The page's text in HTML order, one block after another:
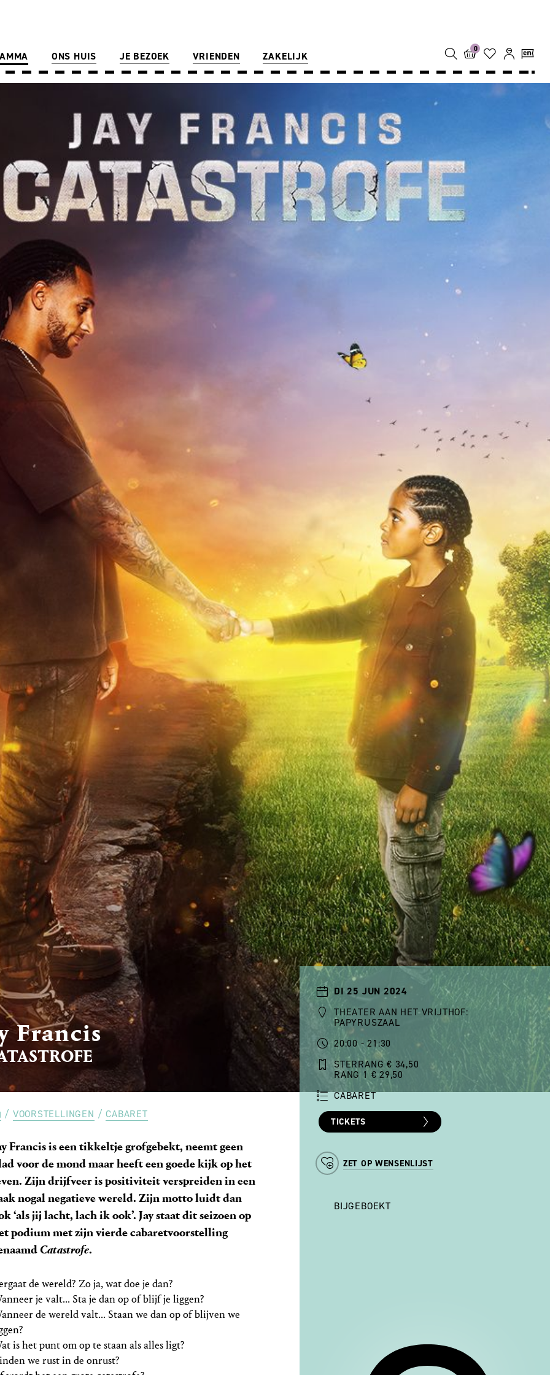
ONS HUIS JE BEZOEK VRIENDEN ZAKELIJK
0
Francis
VOORSTELLINGEN CABARET
Francis is een tikkeltje grofgebekt, neemt geen
voor de mond maar heeft een goede kijk op het
Zijn drijfveer is positiviteit verspreiden in een
nogal negatieve wereld. Zijn motto luidt dan
‘als jij lacht, lach ik ook’. Jay staat dit seizoen op
podium met zijn vierde cabaretvoorstelling
Catastrofe.
de wereld? Zo ja, wat doe je dan?
je valt... Sta je dan op of blijf je liggen?
de wereld valt... Staan we dan op of blijven we
is het punt om op te staan als alles ligt?
we rust in de onrust?
DI 25 JUN 2024
THEATER AAN HET VRIJTHOF:
PAPYRUSZAAL
20:00 - 21:30
STERRANG € 34,50
RANG 1 € 29,50
CABARET
TICKETS
ZET OP WENSENLIJST
BIJGEBOEKT